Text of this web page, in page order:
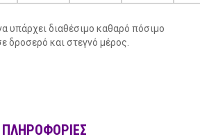
υπάρχει διαθέσιμο καθαρό πόσιμο
δροσερό και στεγνό μέρος.
ΠΛΗΡΟΦΟΡΙΕΣ